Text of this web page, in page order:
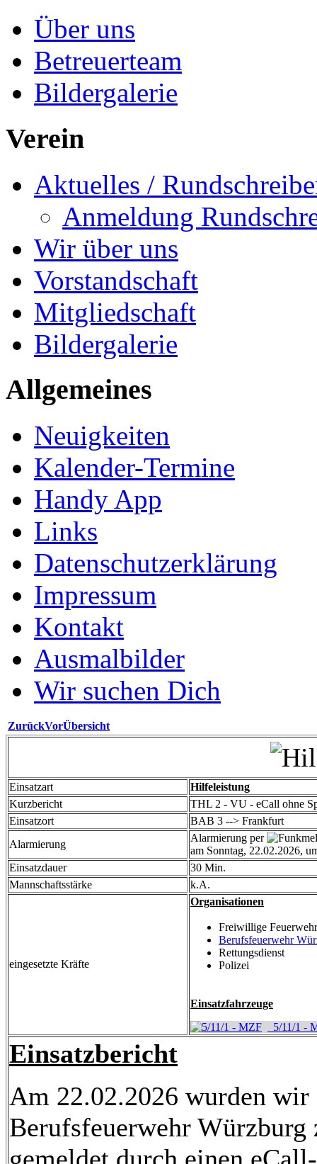
Über uns
Betreuerteam
Bildergalerie
Verein
Aktuelles /
Anmeldung
Wir über uns
Vorstandschaft
Mitgliedschaft
Bildergalerie
Allgemeines
Neuigkeiten
Kalender-Termine
Handy App
Links
Datenschutzerklärung
Impressum
Kontakt
Ausmalbilder
Wir suchen Dich
ZurückVorÜbersicht
Einsatzart
Hilfeleistung
Kurzbericht
THL 2 - VU - eCall ohne
Einsatzort
BAB 3 --> Frankfurt
Alarmierung
Alarmierung per
am Sonntag, 22.02.2026,
Einsatzdauer
30 Min.
Mannschaftsstärke
k.A.
eingesetzte Kräfte
Organisationen
Freiwillige
Berufsfeuerwehr
Rettungsdienst
Polizei
Einsatzfahrzeuge
5/11/1 -
Einsatzbericht
Am 22.02.2026 wurden wir
Berufsfeuerwehr